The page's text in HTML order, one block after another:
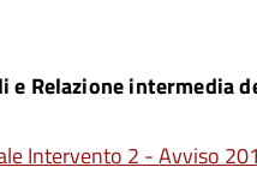
e Relazione intermedia
Intervento 2 - Avviso